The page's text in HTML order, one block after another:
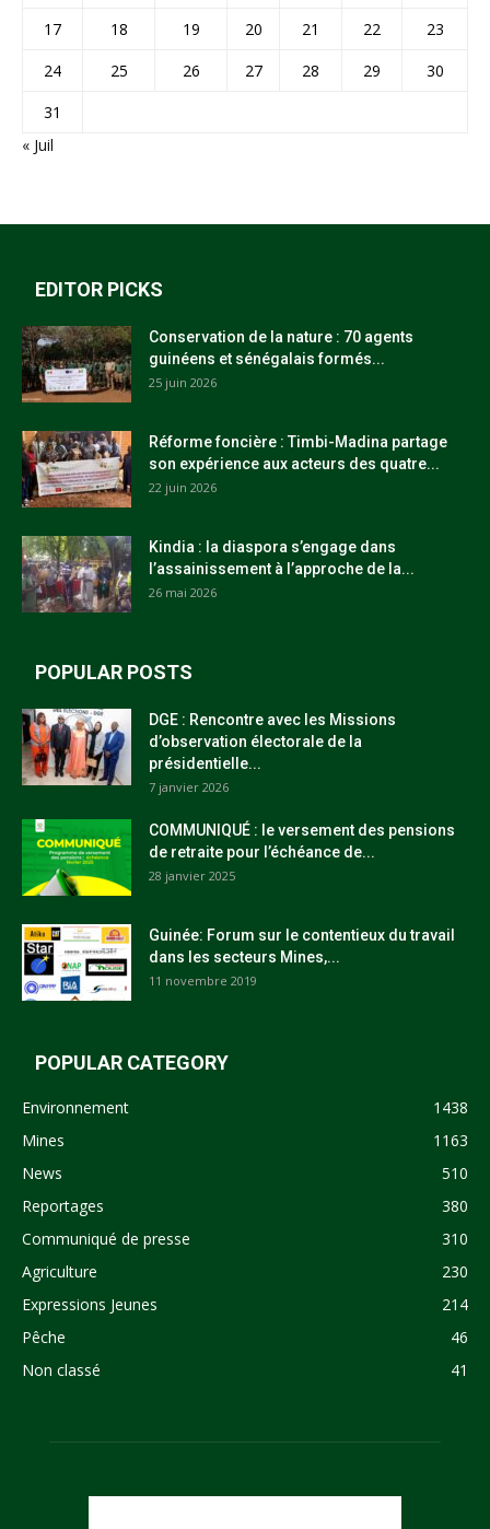
17
18 19 20 21 22
23
24
25 26 27 28 29
30
31
« Juil
EDITOR PICKS
Conservation de la nature : 70 agents
guinéens et sénégalais formés...
25 juin 2026
Réforme foncière : Timbi-Madina partage
son expérience aux acteurs des quatre...
22 juin 2026
Kindia : la diaspora s’engage dans
l’assainissement à l’approche de la...
26 mai 2026
POPULAR POSTS
DGE : Rencontre avec les Missions
d’observation électorale de la
présidentielle...
7 janvier 2026
COMMUNIQUÉ : le versement des pensions
de retraite pour l’échéance de...
28 janvier 2025
Guinée: Forum sur le contentieux du travail
dans les secteurs Mines,...
11 novembre 2019
POPULAR CATEGORY
Environnement
1438
Mines
1163
News
510
Reportages
380
Communiqué de presse
310
Agriculture
230
Expressions Jeunes
214
Pêche
46
Non classé
41